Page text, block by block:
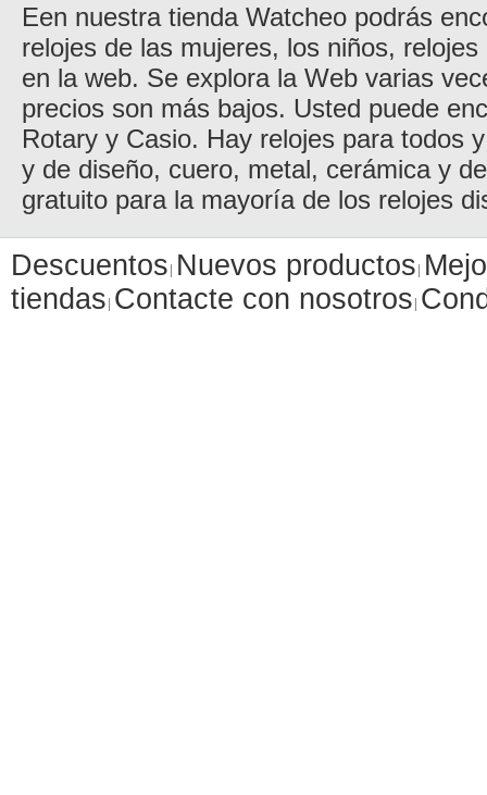
Een nuestra tienda Watcheo podrás
relojes de las mujeres, los niños,
en la web. Se explora la Web varias
precios son más bajos. Usted puede
Rotary y Casio. Hay relojes para todos
y de diseño, cuero, metal, cerámica y
gratuito para la mayoría de los relojes
Descuentos Nuevos productos
tiendas Contacte con nosotros